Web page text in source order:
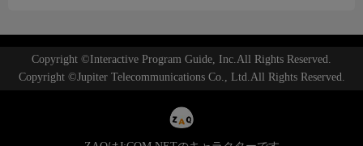
Copyright ©Interactive Program Guide, Inc.All Rights Reserved.
Copyright ©Jupiter Telecommunications Co., Ltd.All Rights Reserved.